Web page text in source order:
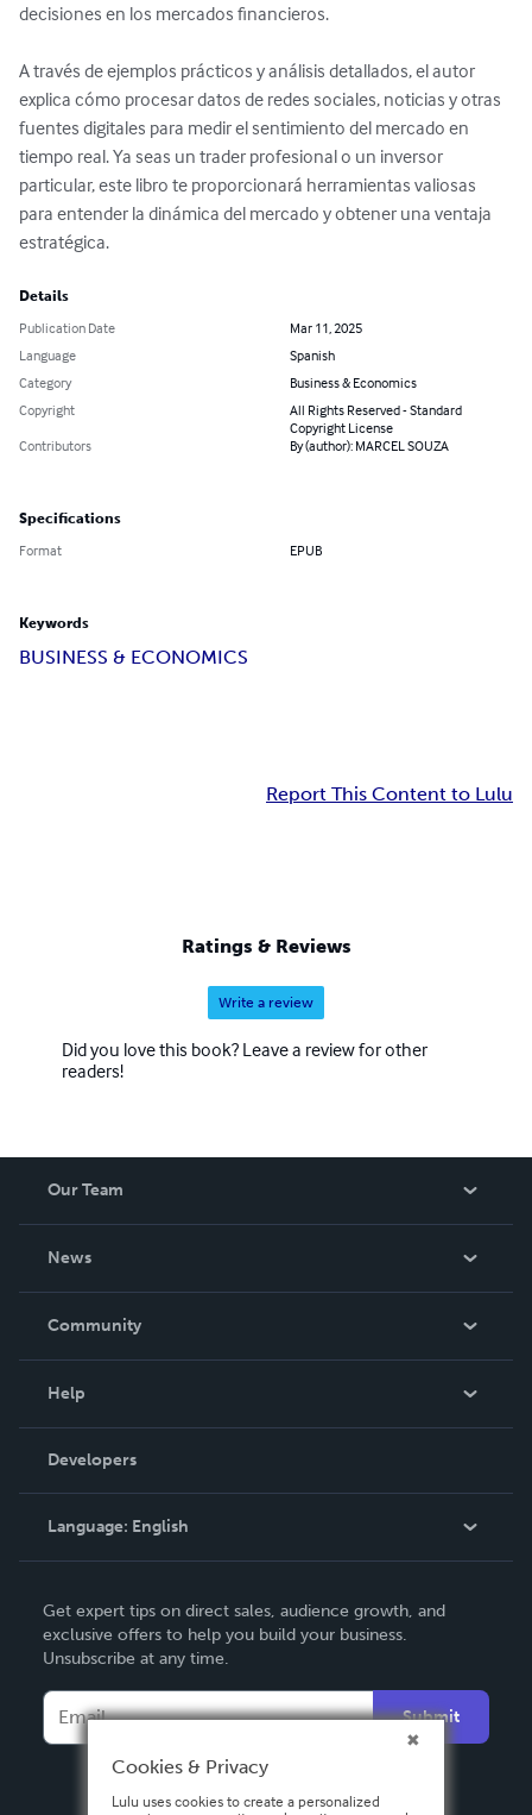
decisiones en los mercados financieros.
A través de ejemplos prácticos y análisis detallados, el autor
explica cómo procesar datos de redes sociales, noticias y otras
fuentes digitales para medir el sentimiento del mercado en
tiempo real. Ya seas un trader profesional o un inversor
particular, este libro te proporcionará herramientas valiosas
para entender la dinámica del mercado y obtener una ventaja
estratégica.
Details
Publication Date
Mar 11, 2025
Language
Spanish
Category
Business & Economics
Copyright
All Rights Reserved - Standard
Copyright License
Contributors
By (author): MARCEL SOUZA
Specifications
Format EPUB
Keywords
BUSINESS & ECONOMICS
Report This Content to Lulu
Ratings & Reviews
Write a review
Did you love this book? Leave a review for other
readers!
Our Team
News
In The News
Community
Podcast
Help
Order Lookup
Knowledge Base
Contact Support
Developers
Language: English
Deutsch
Français
Italiano
Español
Get expert tips on direct sales, audience growth, and
exclusive offers to help you build your business.
Unsubscribe at any time.
Submit
Cookies & Privacy
Lulu uses cookies to create a personalized